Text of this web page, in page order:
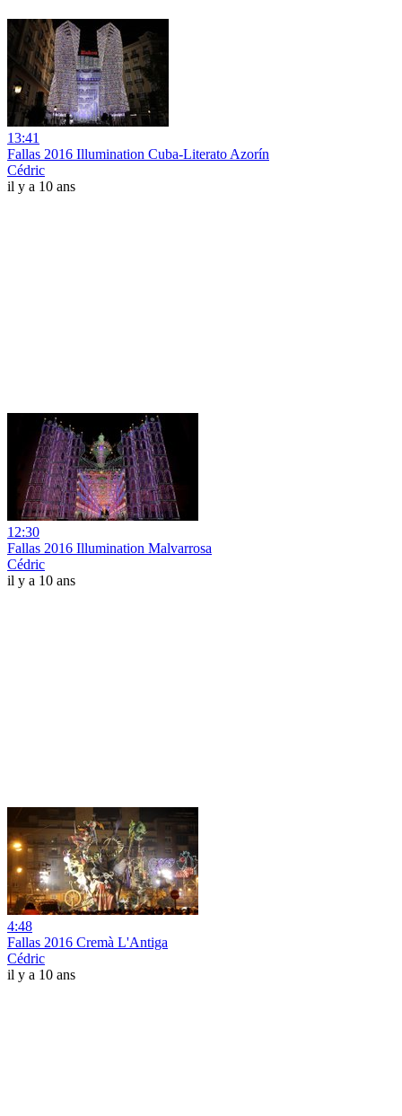
13:41
Fallas 2016 Illumination Cuba-Literato Azorín
Cédric
il y a 10 ans
12:30
Fallas 2016 Illumination Malvarrosa
Cédric
il y a 10 ans
4:48
Fallas 2016 Cremà L'Antiga
Cédric
il y a 10 ans